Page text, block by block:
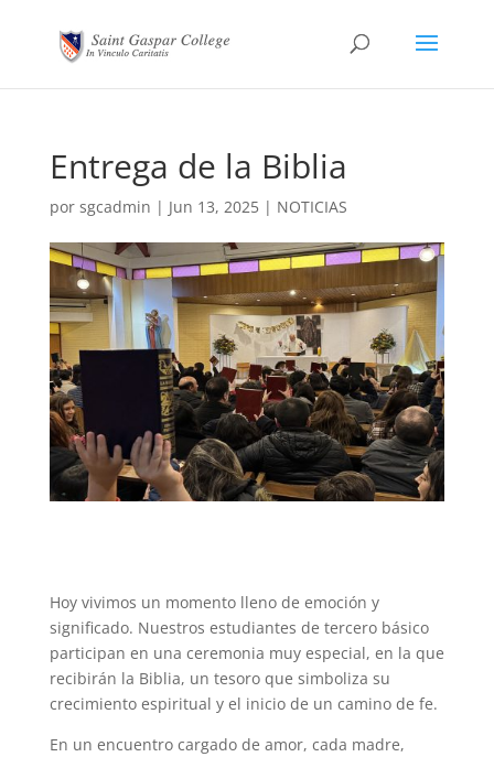
Entrega de la Biblia
por sgcadmin | Jun 13, 2025| NOTICIAS
Hoy vivimos un momento lleno de emoción y
significado. Nuestros estudiantes de tercero básico
participan en una ceremonia muy especial, en la que
recibirán la Biblia, un tesoro que simboliza su
crecimiento espiritual y el inicio de un camino de fe.
En un encuentro cargado de amor, cada madre,